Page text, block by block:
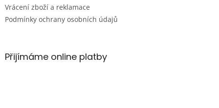
Vrácení zboží a reklamace
Podmínky ochrany osobních údajů
Přijímáme online platby